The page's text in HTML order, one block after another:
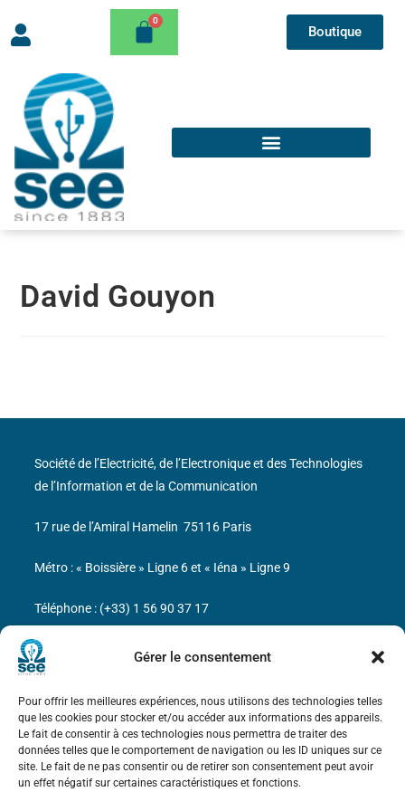
Gérer le consentement
Pour offrir les meilleures expériences, nous utilisons des technologies telles
que les cookies pour stocker et/ou accéder aux informations des appareils.
Le fait de consentir à ces technologies nous permettra de traiter des
données telles que le comportement de navigation ou les ID uniques sur ce
site. Le fait de ne pas consentir ou de retirer son consentement peut avoir
un effet négatif sur certaines caractéristiques et fonctions.
Boutique
David Gouyon
Bicentenaire des découvertes d’André-
Marie Ampère
Mentions légales
Société de l’Electricité, de l’Electronique et des Technologies
de l’Information et de la Communication
17 rue de l’Amiral Hamelin 75116 Paris
Métro : « Boissière » Ligne 6 et « Iéna » Ligne 9
Téléphone : (+33) 1 56 90 37 17
N° de SIREN : 785 393 232, Code APE : 9412Z TVA intra-
communautaire : FR44 785 393 232